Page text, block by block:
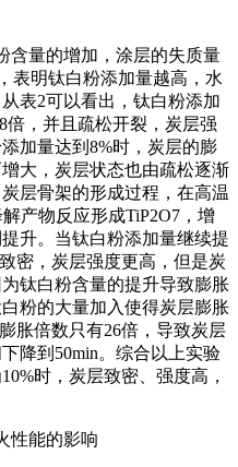
含量的增加，涂层的失质量
表明钛白粉添加量越高，水
表2可以看出，钛白粉添加
倍，并且疏松开裂，炭层强
加量达到8%时，炭层的膨
大，炭层状态也由疏松逐渐
层骨架的形成过程，在高温
产物反应形成TiP2O7，增
升。当钛白粉添加量继续提
密，炭层强度更高，但是炭
钛白粉含量的提升导致膨胀
粉的大量加入使得炭层膨胀
胀倍数只有26倍，导致炭层
降到50min。综合以上实验
时，炭层致密、强度高，
性能的影响